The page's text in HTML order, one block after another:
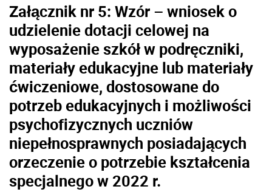
Załącznik nr 5: Wzór – wniosek o
udzielenie dotacji celowej na
wyposażenie szkół w podręczniki,
materiały edukacyjne lub materiały
ćwiczeniowe, dostosowane do
potrzeb edukacyjnych i możliwości
psychofizycznych uczniów
niepełnosprawnych posiadających
orzeczenie o potrzebie kształcenia
specjalnego w 2022 r.